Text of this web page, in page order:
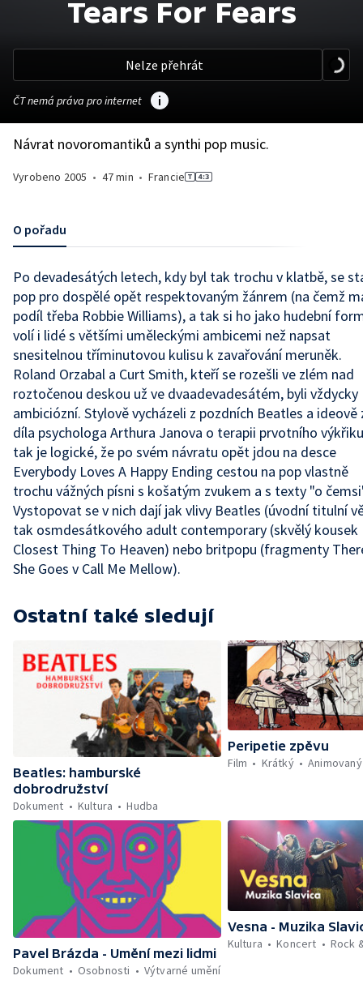
Tears For Fears
Nelze přehrát
ČT nemá práva pro internet
Návrat novoromantiků a synthi pop music.
Vyrobeno 2005 • 47 min • Francie
O pořadu
Po devadesátých letech, kdy byl tak trochu v klatbě, se
pop pro dospělé opět respektovaným žánrem (na čemž
podíl třeba Robbie Williams), a tak si ho jako hudební
volí i lidé s většími uměleckými ambicemi než napsat
snesitelnou tříminutovou kulisu k zavařování meruněk.
Roland Orzabal a Curt Smith, kteří se rozešli ve zlém nad
roztočenou deskou už ve dvaadevadesátém, byli vždycky
ambiciózní. Stylově vycházeli z pozdních Beatles a ideově
díla psychologa Arthura Janova o terapii prvotního
tak je logické, že po svém návratu opět jdou na desce
Everybody Loves A Happy Ending cestou na pop vlastně
trochu vážných písni s košatým zvukem a s texty "o
Vystopovat se v nich dají jak vlivy Beatles (úvodní titulní
tak osmdesátkového adult contemporary (skvělý kousek
Closest Thing To Heaven) nebo britpopu (fragmenty
She Goes v Call Me Mellow).
Ostatní také sledují
Beatles: hamburské
dobrodružství
Dokument
Kultura Hudba
Peripetie zpěvu
Film
Krátký Animovaný
Pavel Brázda - Umění mezi lidmi
Dokument
Osobnosti Výtvarné umění
Vesna - Muzika
Kultura
Koncert Rock